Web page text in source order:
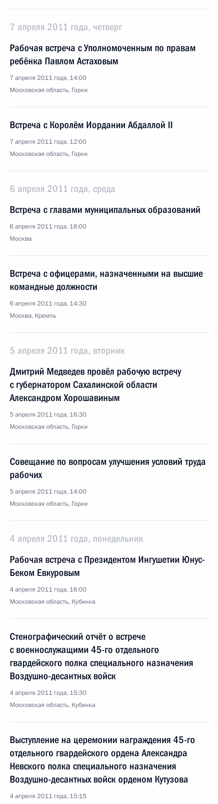
7 апреля 2011 года, четверг
Рабочая встреча с Уполномоченным по правам
ребёнка Павлом Астаховым
7 апреля 2011 года, 14:00
Московская область, Горки
Встреча с Королём Иордании Абдаллой II
7 апреля 2011 года, 12:00
Московская область, Горки
6 апреля 2011 года, среда
Встреча с главами муниципальных образований
6 апреля 2011 года, 16:00
Москва
Встреча с офицерами, назначенными на высшие
командные должности
6 апреля 2011 года, 14:30
Москва, Кремль
5 апреля 2011 года, вторник
Дмитрий Медведев провёл рабочую встречу
с губернатором Сахалинской области
Александром Хорошавиным
5 апреля 2011 года, 16:30
Московская область, Горки
Совещание по вопросам улучшения условий труда
рабочих
5 апреля 2011 года, 14:00
Московская область, Горки
4 апреля 2011 года, понедельник
Рабочая встреча с Президентом Ингушетии Юнус-
Беком Евкуровым
4 апреля 2011 года, 16:00
Московская область, Кубинка
Стенографический отчёт о встрече
с военнослужащими 45-го отдельного
гвардейского полка специального назначения
Воздушно-десантных войск
4 апреля 2011 года, 15:30
Московская область, Кубинка
Выступление на церемонии награждения 45-го
отдельного гвардейского ордена Александра
Невского полка специального назначения
Воздушно-десантных войск орденом Кутузова
4 апреля 2011 года, 15:15